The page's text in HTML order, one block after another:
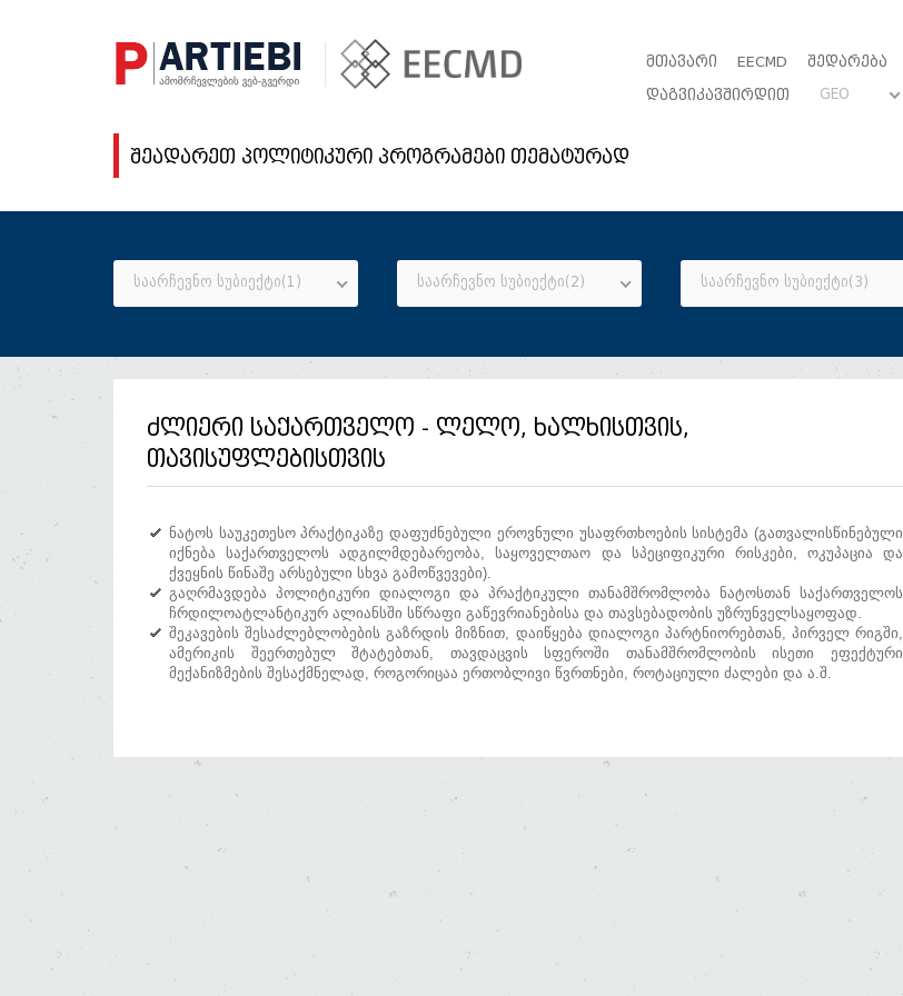
ᲛᲗᲐᲕᲐᲠᲘ EECMD ᲨᲔᲓᲐᲠᲔᲑᲐ
ᲓᲐᲒᲕᲘᲙᲐᲕᲨᲘᲠᲓᲘᲗ
GEO
შეადარეთ პოლიტიკური პროგრამები თემატურად
საარჩევნო სუბიექტი(1) საარჩევნო სუბიექტი(2) საარჩევნო სუბიექტი(3)
ძლიერი საქართველო - ლელო, ხალხისთვის,
თავისუფლებისთვის
ნატოს საუკეთესო პრაქტიკაზე დაფუძნებული ეროვნული უსაფრთხოების სისტემა (გათვალისწინებული
იქნება საქართველოს ადგილმდებარეობა, საყოველთაო და სპეციფიკური რისკები, ოკუპაცია და
ქვეყნის წინაშე არსებული სხვა გამოწვევები).
გაღრმავდება პოლიტიკური დიალოგი და პრაქტიკული თანამშრომლობა ნატოსთან საქართველოს
ჩრდილოატლანტიკურ ალიანსში სწრაფი გაწევრიანებისა და თავსებადობის უზრუნველსაყოფად.
შეკავების შესაძლებლობების გაზრდის მიზნით, დაიწყება დიალოგი პარტნიორებთან, პირველ რიგში,
ამერიკის შეერთებულ შტატებთან, თავდაცვის სფეროში თანამშრომლობის ისეთი ეფექტური
მექანიზმების შესაქმნელად, როგორიცაა ერთობლივი წვრთნები, როტაციული ძალები და ა.შ.